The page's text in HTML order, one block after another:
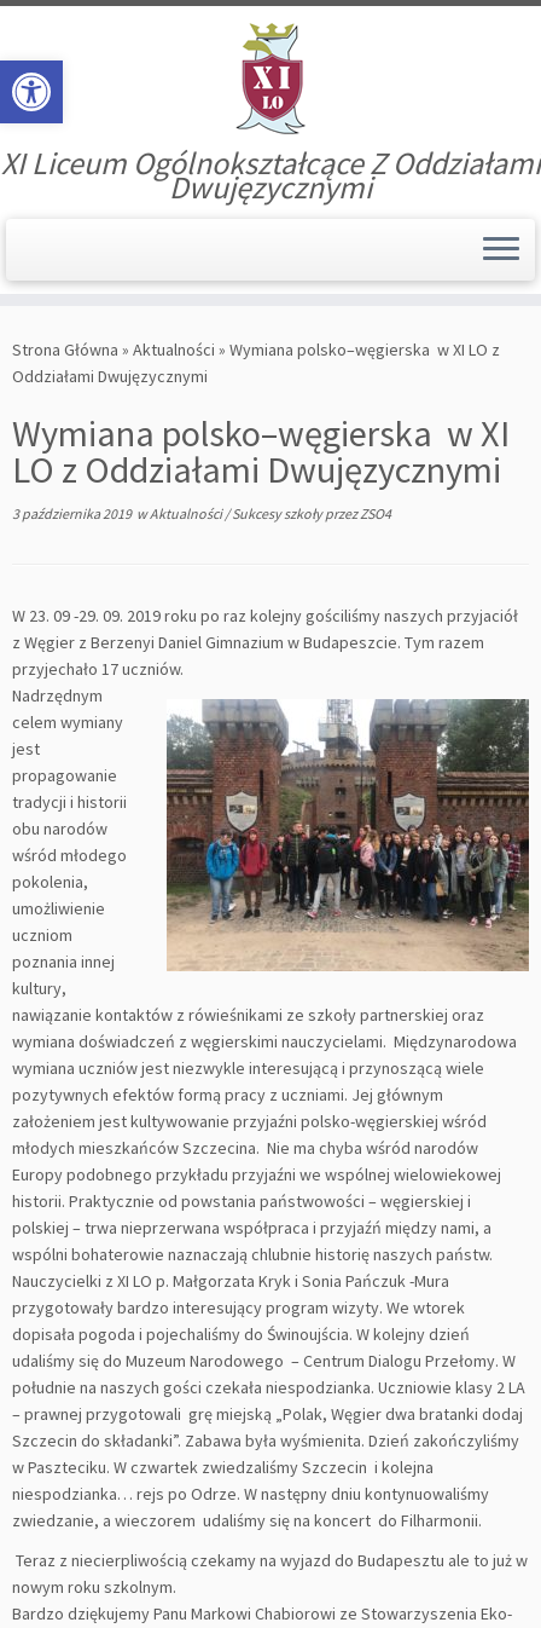
Open toolbar
to
content
XI Liceum Ogólnokształcące Z Oddziałami
Dwujęzycznymi
Strona Główna » Aktualności » Wymiana polsko–węgierska w XI LO z
Oddziałami Dwujęzycznymi
Wymiana polsko–węgierska w XI
LO z Oddziałami Dwujęzycznymi
3 października 2019wAktualności/Sukcesy szkołyprzezZSO4
W 23. 09 -29. 09. 2019 roku po raz kolejny gościliśmy naszych przyjaciół
z Węgier z Berzenyi Daniel Gimnazium w Budapeszcie. Tym razem
przyjechało 17 uczniów.
Nadrzędnym
celem wymiany
jest
propagowanie
tradycji i historii
obu narodów
wśród młodego
pokolenia,
umożliwienie
uczniom
poznania innej
kultury,
nawiązanie kontaktów z rówieśnikami ze szkoły partnerskiej oraz
wymiana doświadczeń z węgierskimi nauczycielami. Międzynarodowa
wymiana uczniów jest niezwykle interesującą i przynoszącą wiele
pozytywnych efektów formą pracy z uczniami. Jej głównym
założeniem jest kultywowanie przyjaźni polsko-węgierskiej wśród
młodych mieszkańców Szczecina. Nie ma chyba wśród narodów
Europy podobnego przykładu przyjaźni we wspólnej wielowiekowej
historii. Praktycznie od powstania państwowości – węgierskiej i
polskiej – trwa nieprzerwana współpraca i przyjaźń między nami, a
wspólni bohaterowie naznaczają chlubnie historię naszych państw.
Nauczycielki z XI LO p. Małgorzata Kryk i Sonia Pańczuk -Mura
przygotowały bardzo interesujący program wizyty. We wtorek
dopisała pogoda i pojechaliśmy do Świnoujścia. W kolejny dzień
udaliśmy się do Muzeum Narodowego – Centrum Dialogu Przełomy. W
południe na naszych gości czekała niespodzianka. Uczniowie klasy 2 LA
– prawnej przygotowali grę miejską „Polak, Węgier dwa bratanki dodaj
Szczecin do składanki”. Zabawa była wyśmienita. Dzień zakończyliśmy
w Paszteciku. W czwartek zwiedzaliśmy Szczecin i kolejna
niespodzianka… rejs po Odrze. W następny dniu kontynuowaliśmy
zwiedzanie, a wieczorem udaliśmy się na koncert do Filharmonii.
Teraz z niecierpliwością czekamy na wyjazd do Budapesztu ale to już w
nowym roku szkolnym.
Bardzo dziękujemy Panu Markowi Chabiorowi ze Stowarzyszenia Eko-